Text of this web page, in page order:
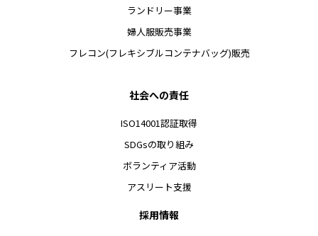
ランドリー事業
婦人服販売事業
フレコン(フレキシブルコンテナバッグ)販売
社会への責任
ISO14001認証取得
SDGsの取り組み
ボランティア活動
アスリート支援
採用情報